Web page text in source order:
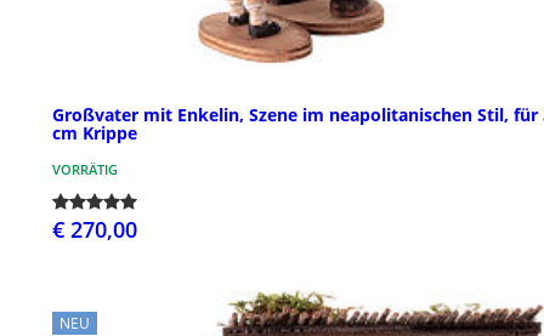
Großvater mit Enkelin, Szene im neapolitanischen Stil, für
cm Krippe
VORRÄTIG
€ 270,00
NEU